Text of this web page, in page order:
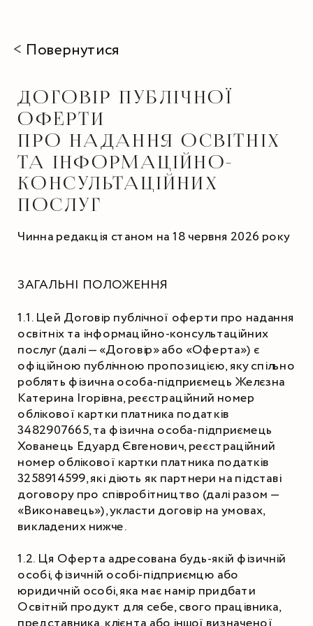
ДОГОВІР ПУБЛІЧНОЇ
ОФЕРТИ
ПРО НАДАННЯ ОСВІТНІХ
ТА ІНФОРМАЦІЙНО-
КОНСУЛЬТАЦІЙНИХ
ПОСЛУГ
< Повернутися
Чинна редакція станом на 18 червня 2026 року
ЗАГАЛЬНІ ПОЛОЖЕННЯ
1.1. Цей Договір публічної оферти про надання
освітніх та інформаційно-консультаційних
послуг (далі — «Договір» або «Оферта») є
офіційною публічною пропозицією, яку спільно
роблять фізична особа-підприємець Желєзна
Катерина Ігорівна, реєстраційний номер
облікової картки платника податків
3482907665, та фізична особа-підприємець
Хованець Едуард Євгенович, реєстраційний
номер облікової картки платника податків
3258914599, які діють як партнери на підставі
договору про співробітництво (далі разом —
«Виконавець»), укласти договір на умовах,
викладених нижче.
1.2. Ця Оферта адресована будь-якій фізичній
особі, фізичній особі-підприємцю або
юридичній особі, яка має намір придбати
Освітній продукт для себе, свого працівника,